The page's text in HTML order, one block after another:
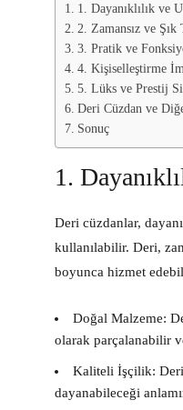
1. Dayanıklılık ve
2. Zamansız ve Şık
3. Pratik ve
4. Kişiselleştirme
5. Lüks ve Prestij
Deri Cüzdan ve
Sonuç
1.
Deri cüzdanlar,
kullanılabilir. Deri,
boyunca hizmet
Doğal Malzeme:
olarak parçalanabilir
Kaliteli İşçilik:
dayanabileceği